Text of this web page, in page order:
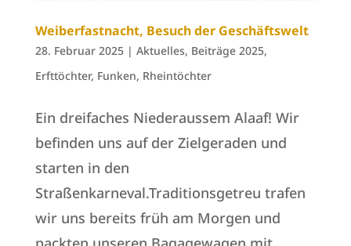
Weiberfastnacht, Besuch der Geschäftswelt
28. Februar 2025| Aktuelles, Beiträge 2025,
Erfttöchter, Funken, Rheintöchter
Ein dreifaches Niederaussem Alaaf! Wir
befinden uns auf der Zielgeraden und
starten in den
Straßenkarneval.Traditionsgetreu trafen
wir uns bereits früh am Morgen und